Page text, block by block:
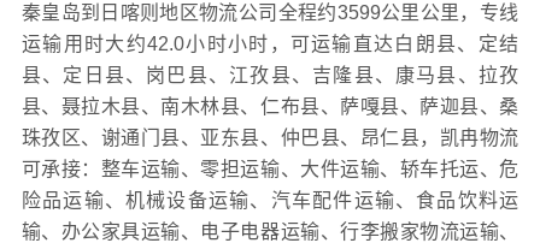
秦皇岛到日喀则地区物流公司全程约3599公里公里，专线
运输用时大约42.0小时小时，可运输直达白朗县、定结
县、定日县、岗巴县、江孜县、吉隆县、康马县、拉孜
县、聂拉木县、南木林县、仁布县、萨嘎县、萨迦县、桑
珠孜区、谢通门县、亚东县、仲巴县、昂仁县，凯冉物流
可承接：整车运输、零担运输、大件运输、轿车托运、危
险品运输、机械设备运输、汽车配件运输、食品饮料运
输、办公家具运输、电子电器运输、行李搬家物流运输、